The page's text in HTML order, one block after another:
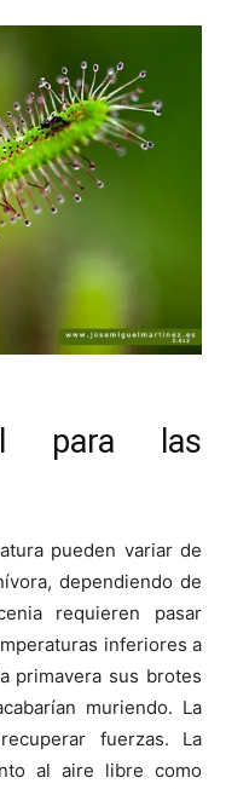
para las
pueden variar de
dependiendo de
requieren pasar
inferiores a
primavera sus brotes
muriendo. La
fuerzas. La
al aire libre como